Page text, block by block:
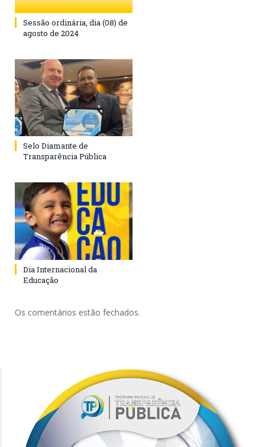
Sessão ordinária, dia (08) de
agosto de 2024
Selo Diamante de
Transparência Pública
Dia Internacional da
Educação
Os comentários estão fechados.